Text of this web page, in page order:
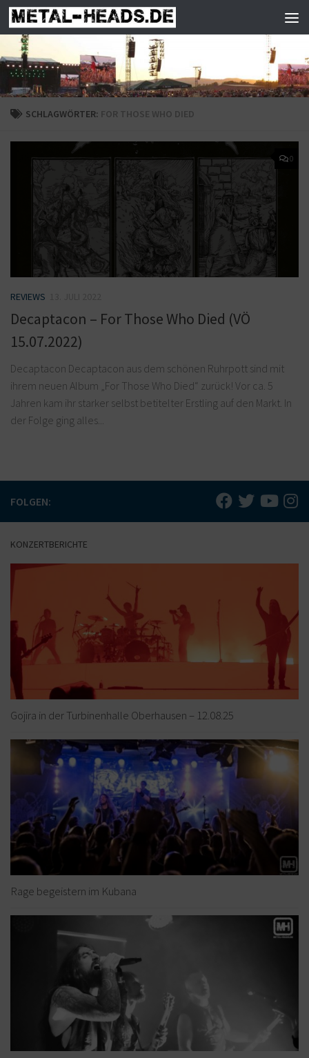
Zum Inhalt springen
SCHLAGWÖRTER: FOR THOSE WHO DIED
0
REVIEWS
Decaptacon – For Those Who Died (VÖ
15.07.2022)
Decaptacon Decaptacon aus dem schönen Ruhrpott sind mit
ihrem neuen Album „For Those Who Died“ zurück! Vor ca. 5
Jahren kam ihr starker selbst betitelter Erstling auf den Markt. In
der Folge ging alles...
FOLGEN:
KONZERTBERICHTE
Gojira in der Turbinenhalle Oberhausen – 12.08.25
Rage begeistern im Kubana